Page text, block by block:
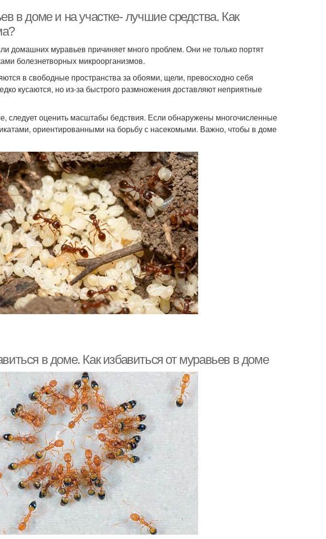
в доме и на участке- лучшие средства. Как
домашних муравьев причиняет много проблем. Они не только портят
болезнетворных микроорганизмов.
в свободные пространства за обоями, щели, превосходно себя
кусаются, но из-за быстрого размножения доставляют неприятные
следует оценить масштабы бедствия. Если обнаружены многочисленные
ориентированными на борьбу с насекомыми. Важно, чтобы в доме
в доме. Как избавиться от муравьев в доме